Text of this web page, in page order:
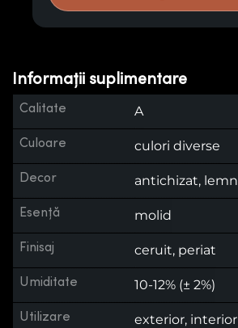
Informații suplimentare
Calitate A
Culoare culori diverse
Decor antichizat, lemn
Esență molid
Finisaj ceruit, periat
Umiditate 10-12% (± 2%)
Utilizare exterior, interior